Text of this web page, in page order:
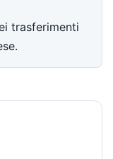
trasferimenti